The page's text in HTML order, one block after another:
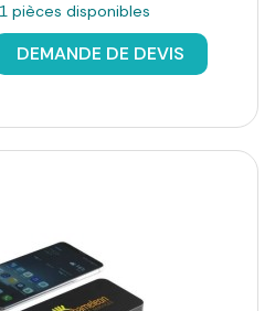
pièces disponibles
DEMANDE DE DEVIS